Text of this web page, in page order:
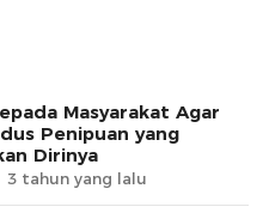
Masyarakat Agar
Penipuan yang
Dirinya
3 tahun yang lalu